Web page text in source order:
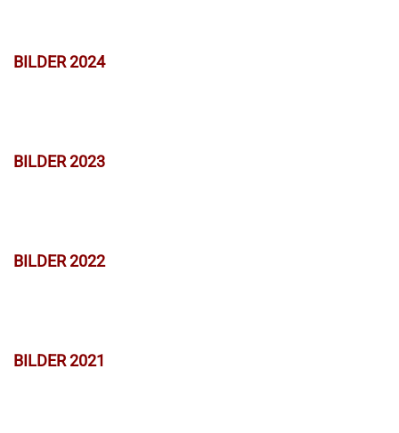
BILDER 2024
BILDER 2023
BILDER 2022
BILDER 2021